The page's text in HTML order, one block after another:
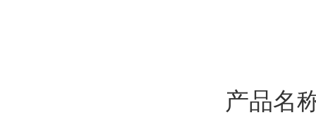
产品名